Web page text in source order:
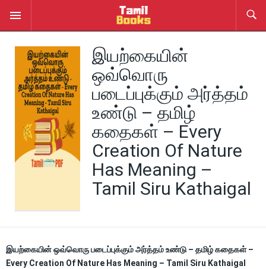
இயற்கையின்
ஒவ்வொரு
படைப்புக்கும் அர்த்தம்
உண்டு – தமிழ்
கதைகள் – Every
Creation Of Nature
Has Meaning –
Tamil Siru Kathaigal
இயற்கையின் ஒவ்வொரு படைப்புக்கும் அர்த்தம் உண்டு – தமிழ் கதைகள் –
Every Creation Of Nature Has Meaning – Tamil Siru Kathaigal